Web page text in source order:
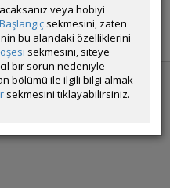
veya hobiyi
sekmesini, zaten
bu alandaki özelliklerini
sekmesini, siteye
bir sorun nedeniyle
bölümü ile ilgili bilgi almak
sekmesini tıklayabilirsiniz.